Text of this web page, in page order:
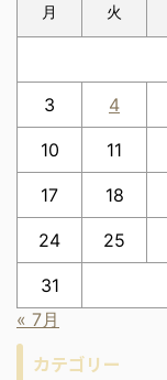
月 火
3 4
10 11
17 18
24 25
31
« 7月
カテゴリー